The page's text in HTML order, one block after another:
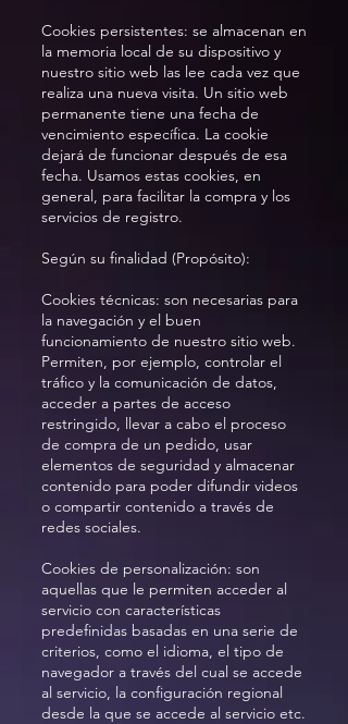
Cookies persistentes: se almacenan en
la memoria local de su dispositivo y
nuestro sitio web las lee cada vez que
realiza una nueva visita. Un sitio web
permanente tiene una fecha de
vencimiento específica. La cookie
dejará de funcionar después de esa
fecha. Usamos estas cookies, en
general, para facilitar la compra y los
servicios de registro.
Según su finalidad (Propósito):
Cookies técnicas: son necesarias para
la navegación y el buen
funcionamiento de nuestro sitio web.
Permiten, por ejemplo, controlar el
tráfico y la comunicación de datos,
acceder a partes de acceso
restringido, llevar a cabo el proceso
de compra de un pedido, usar
elementos de seguridad y almacenar
contenido para poder difundir videos
o compartir contenido a través de
redes sociales.
Cookies de personalización: son
aquellas que le permiten acceder al
servicio con características
predefinidas basadas en una serie de
criterios, como el idioma, el tipo de
navegador a través del cual se accede
al servicio, la configuración regional
desde la que se accede al servicio etc.